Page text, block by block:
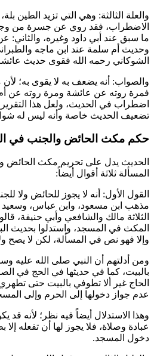
والعلة الثالثة: وهي التي تزيد الطين
الاضطراب، فقد روي عن جسرة من
ما سبق عند أبي داود وغيره، والثاني:
وحديث أم سلمة عند ابن ماجه و
الشوكاني رحمه الله فقوى حديث
والصواب: أنه يضعف به لا يقوى به؛ لأن
فمرة روته عن عائشة ومرة روته عن
اضطراب في الحديث، ولعل هذا
تضعيف الحديث خاصة وأنه ليس له
حكم مكث الحائض والجنب في
الحديث يدل على تحريم مكث الحائض
المسألة ثلاثة أقوال أيضاً:
القول الأول: أنه لا يجوز للحائض ولا
مذهب ابن مسعود، و ابن عباس، و
الثلاثة مالك و الشافعي و أبي حنيفة،
المكث في المسجد، واستدلوا بحديث
وإلا فهو نص في المسألة، لكن لا يصح
ومن أدلتهم أن النبي صلى الله عليه
بالبيت، كما في حديثها في الحج في
الحاج غير ألا تطوفي بالبيت حتى
عدم جواز دخولها إلى الحرم وإلى
وهذا الاستدلال أيضاً فيه نظر؛ لأنه قد
عبادة وصلاة، فلا يجوز لها أن تفعله إلا
دخول المسجد.